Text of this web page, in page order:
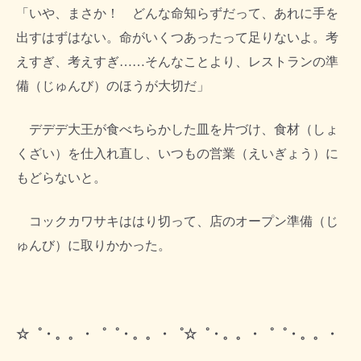
「いや、まさか！ どんな命知らずだって、あれに手を
出すはずはない。命がいくつあったって足りないよ。考
えすぎ、考えすぎ……そんなことより、レストランの準
備（じゅんび）のほうが大切だ」
デデデ大王が食べちらかした皿を片づけ、食材（しょ
くざい）を仕入れ直し、いつもの営業（えいぎょう）に
もどらないと。
コックカワサキははり切って、店のオープン準備（じ
ゅんび）に取りかかった。
☆゜・。。・゜゜・。。・゜☆゜・。。・゜゜・。。・